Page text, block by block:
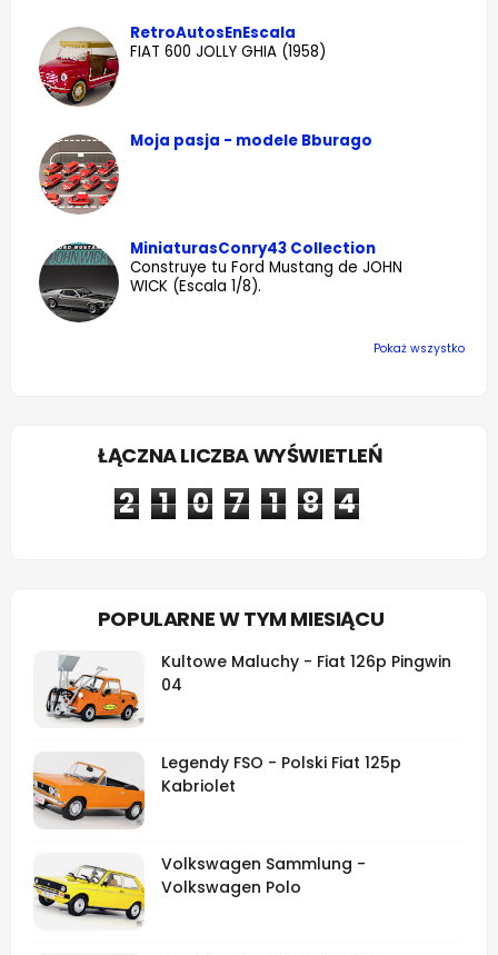
RetroAutosEnEscala
FIAT 600 JOLLY GHIA (1958)
Moja pasja - modele Bburago
MiniaturasConry43 Collection
Construye tu Ford Mustang de JOHN
WICK (Escala 1/8).
Pokaż wszystko
ŁĄCZNA LICZBA WYŚWIETLEŃ
2 1 0 7 1 8 4
POPULARNE W TYM MIESIĄCU
Kultowe Maluchy - Fiat 126p Pingwin
04
Legendy FSO - Polski Fiat 125p
Kabriolet
Volkswagen Sammlung -
Volkswagen Polo